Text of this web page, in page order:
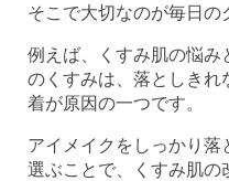
そこで大切なのが毎日の
例えば、くすみ肌の悩み
のくすみは、落としき
着が原因の一つです。
アイメイクをしっかり落
選ぶことで、くすみ肌の